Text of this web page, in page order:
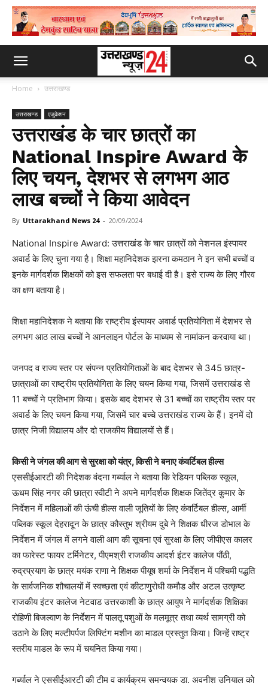
Home उत्तराखण्ड
उत्तराखण्ड एजुकेशन
उत्तराखंड के चार छात्रों का
National Inspire Award के
लिए चयन, देशभर से लगभग आठ
लाख बच्चों ने किया आवेदन
By Uttarakhand News 24 - 20/09/2024
National Inspire Award: उत्तराखंड के चार छात्रों को नेशनल इंस्पायर
अवार्ड के लिए चुना गया है। शिक्षा महानिदेशक झरना कमठान ने इन सभी बच्चों व
इनके मार्गदर्शक शिक्षकों को इस सफलता पर बधाई दी है। इसे राज्य के लिए गौरव
का क्षण बताया है।
शिक्षा महानिदेशक ने बताया कि राष्ट्रीय इंस्पायर अवार्ड प्रतियोगिता में देशभर से
लगभग आठ लाख बच्चों ने आनलाइन पोर्टल के माध्यम से नामांकन करवाया था।
जनपद व राज्य स्तर पर संपन्न प्रतियोगिताओं के बाद देशभर से 345 छात्र-
छात्राओं का राष्ट्रीय प्रतियोगिता के लिए चयन किया गया, जिसमें उत्तराखंड से
11 बच्चों ने प्रतिभाग किया। इसके बाद देशभर से 31 बच्चों का राष्ट्रीय स्तर पर
अवार्ड के लिए चयन किया गया, जिसमें चार बच्चे उत्तराखंड राज्य के हैं। इनमें दो
छात्र निजी विद्यालय और दो राजकीय विद्यालयों से हैं।
किसी ने जंगल की आग से सुरक्षा को यंत्र, किसी ने बनाए कंवर्टिबल हील्स
एससीईआरटी की निदेशक वंदना गर्ब्याल ने बताया कि रेडियन पब्लिक स्कूल,
ऊधम सिंह नगर की छात्रा स्वीटी ने अपने मार्गदर्शक शिक्षक जितेंद्र कुमार के
निर्देशन में महिलाओं की ऊंची हील्स वाली जूतियों के लिए कंवर्टिबल हील्स, आर्मी
पब्लिक स्कूल देहरादून के छात्र कौस्तुभ श्रीयम दुबे ने शिक्षक धीरज डोभाल के
निर्देशन में जंगल में लगने वाली आग की सूचना एवं सुरक्षा के लिए जीपीएस कालर
का फारेस्ट फायर टर्मिनेटर, पीएमश्री राजकीय आदर्श इंटर कालेज पौंठी,
रुद्रप्रयाग के छात्र मयंक राणा ने शिक्षक पीयूष शर्मा के निर्देशन में पश्चिमी पद्धति
के सार्वजनिक शौचालयों में स्वच्छता एवं कीटाणुरोधी कमौड और अटल उत्कृष्ट
राजकीय इंटर कालेज नेटवाड उत्तरकाशी के छात्र आयुष ने मार्गदर्शक शिक्षिका
रोहिणी बिजल्वाण के निर्देशन में पालतू पशुओं के मलमूत्र तथा व्यर्थ सामग्री को
उठाने के लिए मल्टीपर्पज लिफ्टिंग मशीन का माडल प्रस्तुत किया। जिन्हें राष्ट्र
स्तरीय माडल के रूप में चयनित किया गया।
गर्ब्याल ने एससीईआरटी की टीम व कार्यक्रम समन्वयक डा. अवनीश उनियाल को